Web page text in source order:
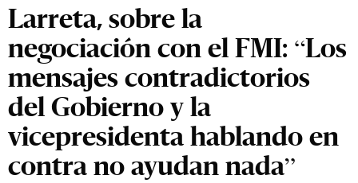
Larreta, sobre la
negociación con el FMI: “Los
mensajes contradictorios
del Gobierno y la
vicepresidenta hablando en
contra no ayudan nada”